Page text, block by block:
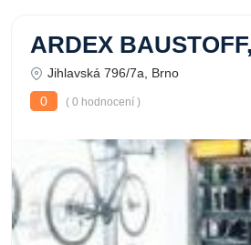
ARDEX
Jihlavská 796/7a, Brno
0
( 0 hodnocení )